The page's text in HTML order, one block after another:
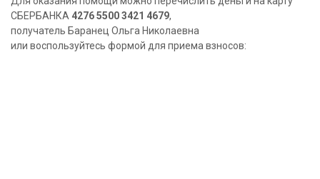
СБЕРБАНКА 4276 5500 3421 4679,
получатель Баранец Ольга Николаевна
или воспользуйтесь формой для приема взносов: